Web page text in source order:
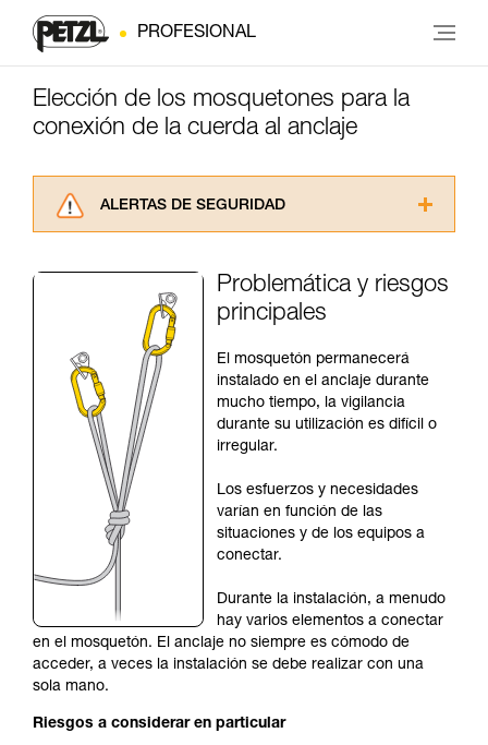
PROFESIONAL
Elección de los mosquetones para la
conexión de la cuerda al anclaje
ALERTAS DE SEGURIDAD
consultarlo. Usted debe comprender la
información de la ficha técnica para poder
comprender este complemento informativo.
Dominar estas técnicas requiere una formación
y un entrenamiento específico. Confirme a
través de un profesional su capacidad para
ejecutar estas técnicas, solo y con total
seguridad, antes de ejecutarlas de forma
autónoma.
Damos ejemplos de técnicas relacionadas con
su actividad. Pueden existir otras que no
describimos aquí.
Problemática y riesgos
principales
El mosquetón permanecerá
instalado en el anclaje durante
mucho tiempo, la vigilancia
durante su utilización es difícil o
irregular.
Los esfuerzos y necesidades
varían en función de las
situaciones y de los equipos a
conectar.
Durante la instalación, a menudo
hay varios elementos a conectar
en el mosquetón. El anclaje no siempre es cómodo de
acceder, a veces la instalación se debe realizar con una
sola mano.
Riesgos a considerar en particular